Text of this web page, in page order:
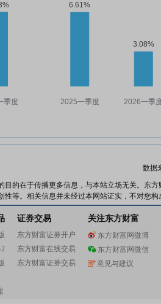
数据
目的在于传播更多信息，与本站立场无关。东
性等。相关信息并未经过本网站证实，不对您
证券交易
东方财富证券开户
东方财富在线交易
东方财富证券交易
关注东方财富
东方财富网微博
东方财富网微信
意见与建议